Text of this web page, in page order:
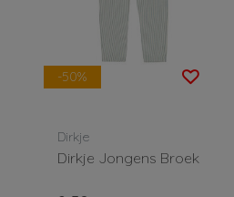
-50%
Dirkje
Dirkje Jongens Broek